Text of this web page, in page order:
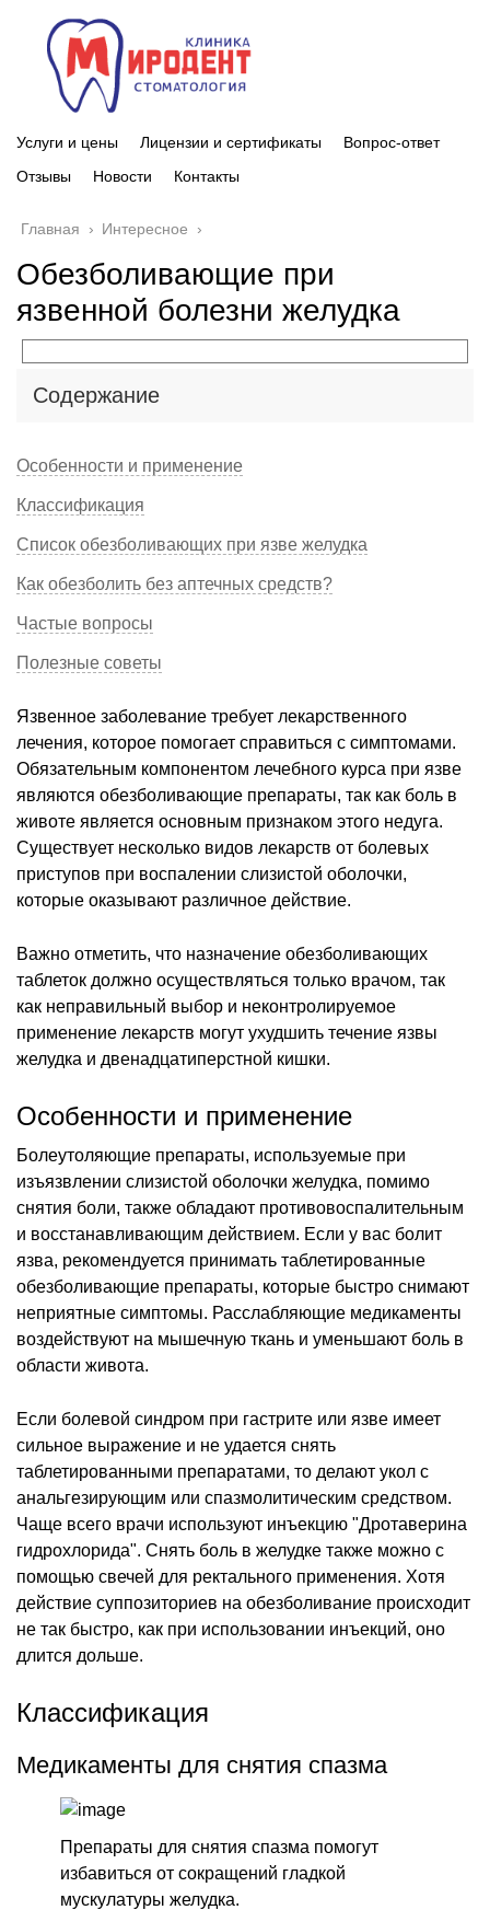
Услуги и цены Лицензии и сертификаты
Вопрос-ответ
Отзывы
Новости Контакты
Главная › Интересное ›
Обезболивающие при
язвенной болезни желудка
Содержание
Особенности и применение
Классификация
Список обезболивающих при язве желудка
Как обезболить без аптечных средств?
Частые вопросы
Полезные советы
Язвенное заболевание требует лекарственного
лечения, которое помогает справиться с симптомами.
Обязательным компонентом лечебного курса при язве
являются обезболивающие препараты, так как боль в
животе является основным признаком этого недуга.
Существует несколько видов лекарств от болевых
приступов при воспалении слизистой оболочки,
которые оказывают различное действие.
Важно отметить, что назначение обезболивающих
таблеток должно осуществляться только врачом, так
как неправильный выбор и неконтролируемое
применение лекарств могут ухудшить течение язвы
желудка и двенадцатиперстной кишки.
Особенности и применение
Болеутоляющие препараты, используемые при
изъязвлении слизистой оболочки желудка, помимо
снятия боли, также обладают противовоспалительным
и восстанавливающим действием. Если у вас болит
язва, рекомендуется принимать таблетированные
обезболивающие препараты, которые быстро снимают
неприятные симптомы. Расслабляющие медикаменты
воздействуют на мышечную ткань и уменьшают боль в
области живота.
Если болевой синдром при гастрите или язве имеет
сильное выражение и не удается снять
таблетированными препаратами, то делают укол с
анальгезирующим или спазмолитическим средством.
Чаще всего врачи используют инъекцию "Дротаверина
гидрохлорида". Снять боль в желудке также можно с
помощью свечей для ректального применения. Хотя
действие суппозиториев на обезболивание происходит
не так быстро, как при использовании инъекций, оно
длится дольше.
Классификация
Медикаменты для снятия спазма
Препараты для снятия спазма помогут
избавиться от сокращений гладкой
мускулатуры желудка.